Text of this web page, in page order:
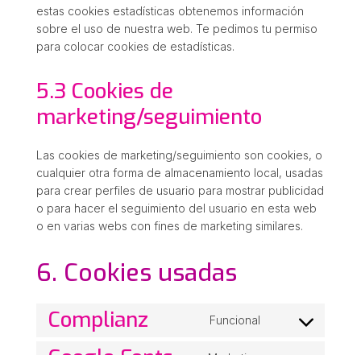
estas cookies estadísticas obtenemos información
sobre el uso de nuestra web. Te pedimos tu permiso
para colocar cookies de estadísticas.
5.3 Cookies de
marketing/seguimiento
Las cookies de marketing/seguimiento son cookies, o
cualquier otra forma de almacenamiento local, usadas
para crear perfiles de usuario para mostrar publicidad
o para hacer el seguimiento del usuario en esta web
o en varias webs con fines de marketing similares.
6. Cookies usadas
Complianz Funcional
Consent